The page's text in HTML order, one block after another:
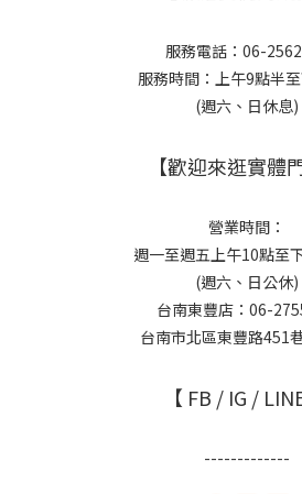
服務電話：06-
服務時間：上午9點半
(週六、日休息)
【歡迎來逛實體
營業時間：
週一至週五上午10點至
(週六、日公休)
台南東豐店：06-
台南市北區東豐路451
【 FB / IG /
-------------